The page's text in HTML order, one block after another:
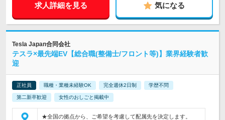
求人詳細を見る 気になる
Tesla Japan合同会社
テスラ×最先端EV【総合職(整備士/フロント等)】業界経験者歓
迎
正社員 職種・業種未経験OK 完全週休2日制 学歴不問
第二新卒歓迎 女性のおしごと掲載中
★全国の拠点から、ご希望を考慮して配属先を決定します。